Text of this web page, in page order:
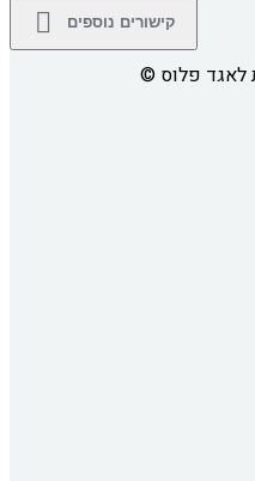
קישורים נוספים
© לאגד פלוס